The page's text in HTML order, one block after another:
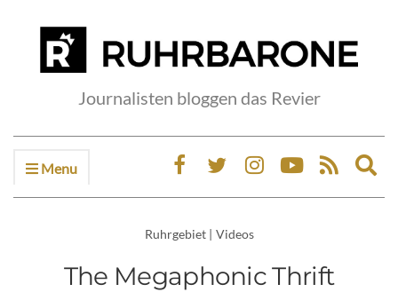
Journalisten bloggen das Revier
Menu
Ruhrgebiet | Videos
The Megaphonic Thrift